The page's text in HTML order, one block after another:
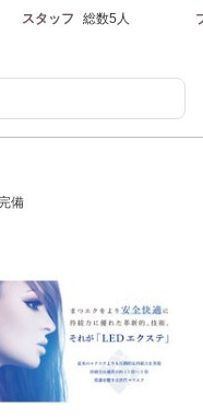
スタッフ 総数5人
備